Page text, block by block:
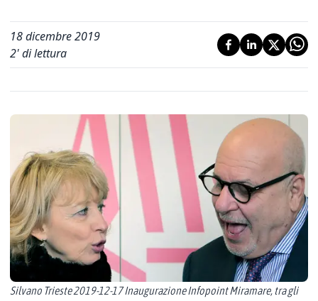
18 dicembre 2019
2' di lettura
Silvano Trieste 2019-12-17 Inaugurazione Infopoint Miramare, tra gli